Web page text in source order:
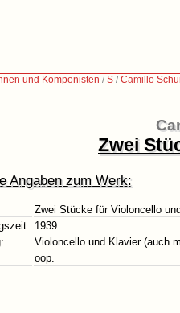
und Komponisten /S /Camillo
Zwei
Angaben zum Werk:
Zwei Stücke für Violoncello
1939
Violoncello und Klavier (auch
oop.